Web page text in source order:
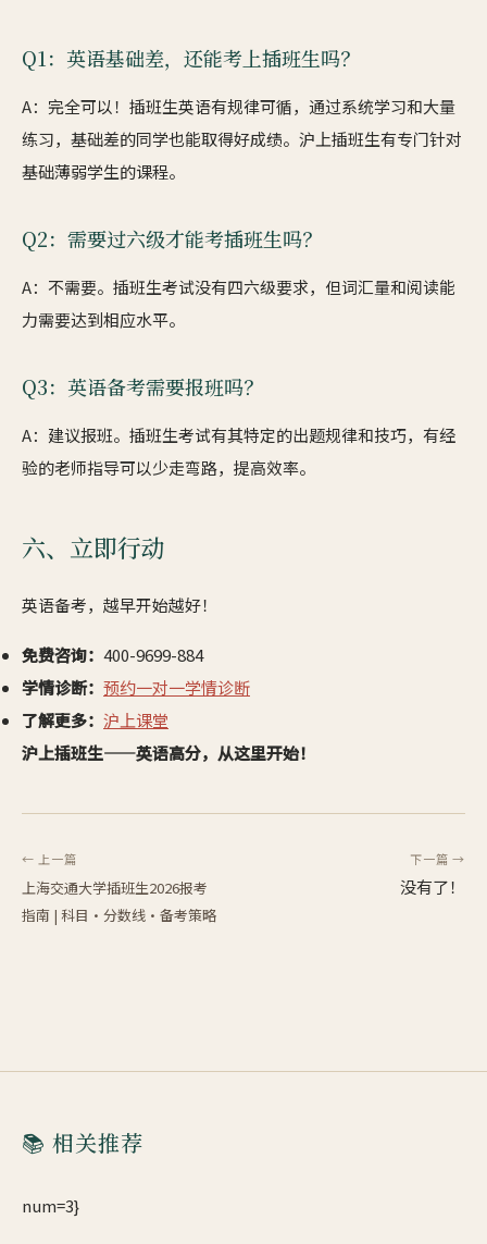
Q1：英语基础差，还能考上插班生吗？
A：完全可以！插班生英语有规律可循，通过系统学习和大量
练习，基础差的同学也能取得好成绩。沪上插班生有专门针对
基础薄弱学生的课程。
Q2：需要过六级才能考插班生吗？
A：不需要。插班生考试没有四六级要求，但词汇量和阅读能
力需要达到相应水平。
Q3：英语备考需要报班吗？
A：建议报班。插班生考试有其特定的出题规律和技巧，有经
验的老师指导可以少走弯路，提高效率。
六、立即行动
英语备考，越早开始越好！
免费咨询： 400-9699-884
学情诊断： 预约一对一学情诊断
了解更多： 沪上课堂
沪上插班生——英语高分，从这里开始！
← 上一篇
上海交通大学插班生2026报考
指南 | 科目·分数线·备考策略
下一篇 →
没有了！
📚 相关推荐
num=3}